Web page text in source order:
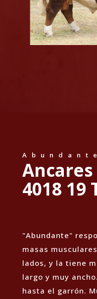
Abundante
4018 19
"Abundante"
masas
lados, y la tiene
largo y muy
hasta el garrón.